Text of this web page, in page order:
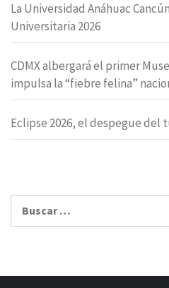
La Universidad Anáhuac
Universitaria 2026
CDMX albergará el primer
impulsa la “fiebre felina”
Eclipse 2026, el despegue